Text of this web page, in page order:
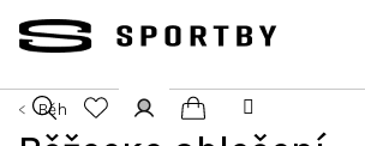
obsah
Hledat Přihlášení
Běh